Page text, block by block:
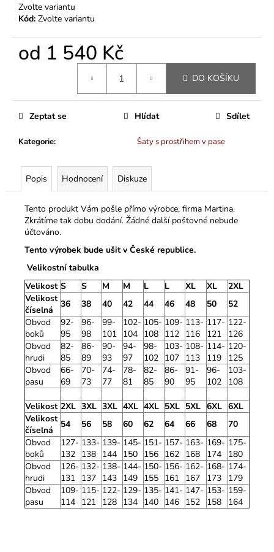
Zvolte variantu
Kód: Zvolte variantu
od 1 540 Kč
DO KOŠÍKU
Kategorie: Šaty s prostřihem v pase
Zeptat se Hlídat Sdílet
Popis Hodnocení Diskuze
Tento produkt Vám pošle přímo výrobce, firma Martina.
Zkrátíme tak dobu dodání. Žádné další poštovné nebude
účtováno.
Tento výrobek bude ušit v České republice.
Velikostní tabulka
Velikost S S M M L L XL XL
2XL
Velikost
číselná
36 38 40 42 44 46 48 50
52
Obvod
boků
92-
95
96-
98
99-
101
102-
104
105-
108
109-
112
113-
116
117-
121
122-
126
Obvod
hrudi
82-
85
86-
89
90-
93
94-
97
98-
102
103-
107
108-
113
114-
119
120-
125
Obvod
pasu
66-
69
70-
73
74-
77
78-
81
82-
85
86-
90
91-
95
96-
102
103-
108
Velikost 2XL 3XL 3XL 4XL 4XL 5XL 5XL 6XL 6XL
Velikost
číselná
54 56 58 60 62 64 66 68
70
Obvod
boků
127-
132
133-
138
139-
144
145-
150
151-
156
157-
162
163-
168
169-
174
175-
180
Obvod
hrudi
126-
131
132-
137
138-
143
144-
149
150-
155
156-
161
162-
167
168-
173
174-
179
Obvod
pasu
109-
114
115-
121
122-
128
129-
134
135-
140
141-
146
147-
152
153-
158
159-
164